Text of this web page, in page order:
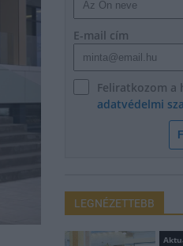
E-mail cím
Feliratkozom a
adatvédelmi
LEGNÉZETTEBB